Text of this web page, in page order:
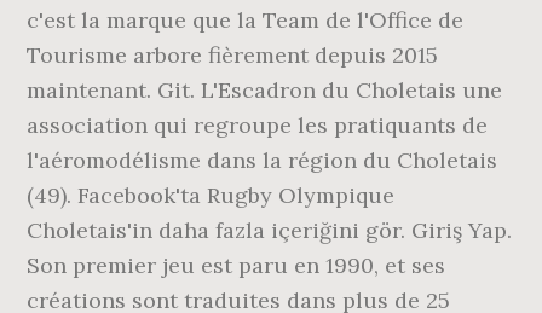
c'est la marque que la Team de l'Office de
Tourisme arbore fièrement depuis 2015
maintenant. Git. L'Escadron du Choletais une
association qui regroupe les pratiquants de
l'aéromodélisme dans la région du Choletais
(49). Facebook'ta Rugby Olympique
Choletais'in daha fazla içeriğini gör. Giriş Yap.
Son premier jeu est paru en 1990, et ses
créations sont traduites dans plus de 25